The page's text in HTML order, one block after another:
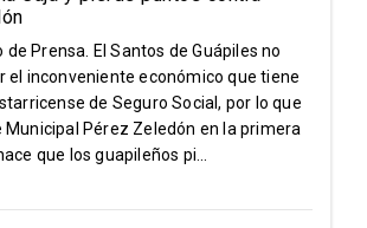
Prensa. El Santos de Guápiles no
el inconveniente económico que tiene
de Seguro Social, por lo que
Municipal Pérez Zeledón en la primera
que los guapileños pi...